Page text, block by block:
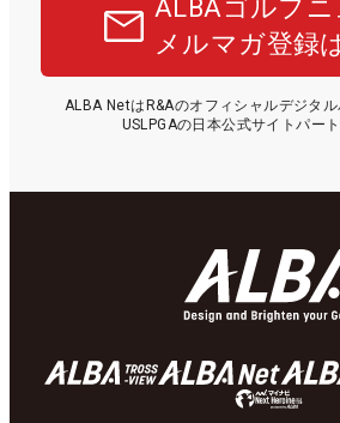
ALBAゴルフニ
メルマガ登録
ALBA NetはR&Aのオフィシャルデジタ
USLPGAの日本公式サイトパート